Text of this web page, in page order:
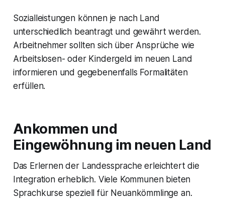
Sozialleistungen können je nach Land
unterschiedlich beantragt und gewährt werden.
Arbeitnehmer sollten sich über Ansprüche wie
Arbeitslosen- oder Kindergeld im neuen Land
informieren und gegebenenfalls Formalitäten
erfüllen.
Ankommen und
Eingewöhnung im neuen Land
Das Erlernen der Landessprache erleichtert die
Integration erheblich. Viele Kommunen bieten
Sprachkurse speziell für Neuankömmlinge an.